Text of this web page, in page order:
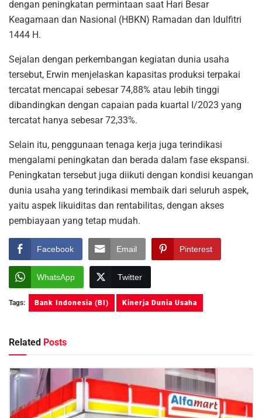
dengan peningkatan permintaan saat Hari Besar
Keagamaan dan Nasional (HBKN) Ramadan dan Idulfitri
1444 H.
Sejalan dengan perkembangan kegiatan dunia usaha
tersebut, Erwin menjelaskan kapasitas produksi terpakai
tercatat mencapai sebesar 74,88% atau lebih tinggi
dibandingkan dengan capaian pada kuartal I/2023 yang
tercatat hanya sebesar 72,33%.
Selain itu, penggunaan tenaga kerja juga terindikasi
mengalami peningkatan dan berada dalam fase ekspansi.
Peningkatan tersebut juga diikuti dengan kondisi keuangan
dunia usaha yang terindikasi membaik dari seluruh aspek,
yaitu aspek likuiditas dan rentabilitas, dengan akses
pembiayaan yang tetap mudah.
Facebook Email Pinterest
WhatsApp Twitter
Tags: Bank Indonesia (BI) Kinerja Dunia Usaha
Related Posts